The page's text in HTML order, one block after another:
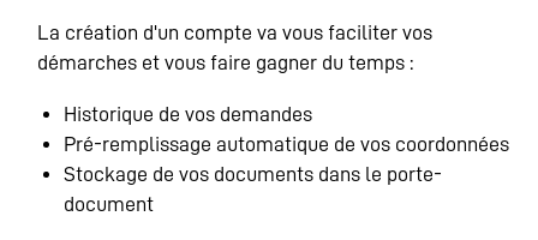
La création d'un compte va vous faciliter vos
démarches et vous faire gagner du temps :
Historique de vos demandes
Pré-remplissage automatique de vos coordonnées
Stockage de vos documents dans le porte-
document